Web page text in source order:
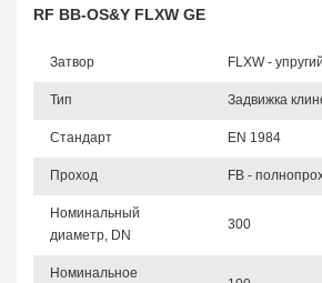
RF BB-OS&Y FLXW GE
Затвор FLXW -
Тип Задвижка
Стандарт EN 1984
Проход FB -
Номинальный
диаметр, DN
300
Номинальное